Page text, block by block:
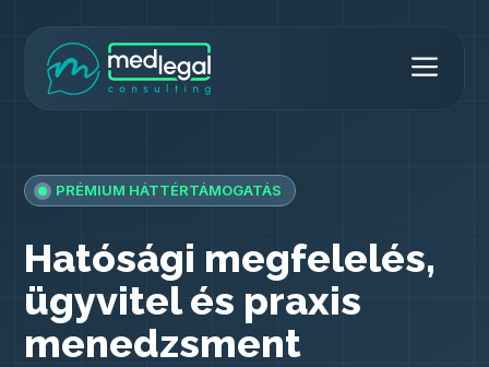
tartalombaMedLegal Consulting
PRÉMIUM HÁTTÉRTÁMOGATÁS
Hatósági megfelelés,
ügyvitel és praxis
menedzsment